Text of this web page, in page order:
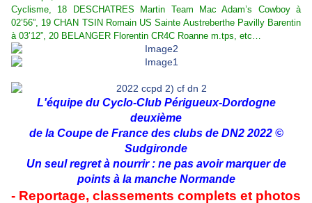
Cyclisme, 18 DESCHATRES Martin Team Mac Adam’s Cowboy à
02’56”, 19 CHAN TSIN Romain US Sainte Austreberthe Pavilly Barentin
à 03’12”, 20 BELANGER Florentin CR4C Roanne m.tps, etc…
L'équipe du Cyclo-Club Périgueux-Dordogne
deuxième
de la Coupe de France des clubs de DN2 2022 ©
Sudgironde
Un seul regret à nourrir : ne pas avoir marquer de
points à la manche Normande
- Reportage, classements complets et photos